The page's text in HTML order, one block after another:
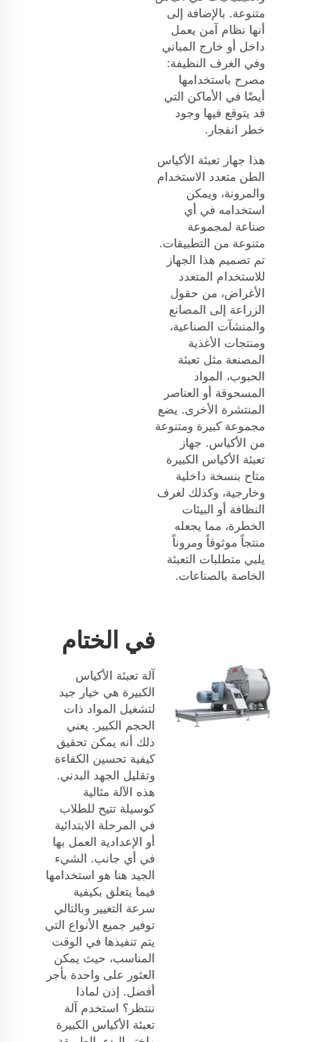
متنوعة. بالإضافة إلى
أنها نظام آمن يعمل
داخل أو خارج المباني
وفي الغرف النظيفة:
مصرح باستخدامها
أيضًا في الأماكن التي
قد يتوقع فيها وجود
خطر انفجار.
هذا جهاز تعبئة الأكياس
الطن متعدد الاستخدام
والمرونة، ويمكن
استخدامه في أي
صناعة لمجموعة
متنوعة من التطبيقات.
تم تصميم هذا الجهاز
للاستخدام المتعدد
الأغراض، من حقول
الزراعة إلى المصانع
والمنشآت الصناعية،
ومنتجات الأغذية
المصنعة مثل تعبئة
الحبوب، المواد
المسحوقة أو العناصر
المنتشرة الأخرى. يضع
مجموعة كبيرة ومتنوعة
من الأكياس. جهاز
تعبئة الأكياس الكبيرة
متاح بنسخة داخلية
وخارجية، وكذلك لغرف
النظافة أو البيئات
الخطرة، مما يجعله
منتجاً موثوقاً ومروناً
يلبي متطلبات التعبئة
الخاصة بالصناعات.
في الختام
آلة تعبئة الأكياس
الكبيرة هي خيار جيد
لتشغيل المواد ذات
الحجم الكبير. يعني
ذلك أنه يمكن تحقيق
كيفية تحسين الكفاءة
وتقليل الجهد البدني.
هذه الآلة مثالية
كوسيلة تتيح للطلاب
في المرحلة الابتدائية
أو الإعدادية العمل بها
في أي جانب. الشيء
الجيد هنا هو استخدامها
فيما يتعلق بكيفية
سرعة التغيير وبالتالي
توفير جميع الأنواع التي
يتم تنفيذها في الوقت
المناسب، حيث يمكن
العثور على واحدة بأجر
أفضل. إذن لماذا
ننتظر؟ استخدم آلة
تعبئة الأكياس الكبيرة